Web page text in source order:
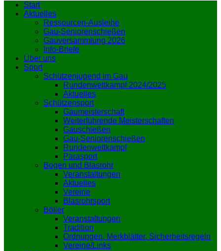
Start
Aktuelles
Ressourcen-Ausleihe
Gau-Seniorenschießen
Gauversammlung 2026
Info-Briefe
Über uns
Sport
Schützenjugend im Gau
Rundenwettkampf 2024/2025
Aktuelles
Schützensport
Gaumeisterschaft
Weiterführende Meisterschaften
Gauschießen
Gau-Seniorenschießen
Rundenwettkampf
Parasport
Bogen und Blasrohr
Veranstaltungen
Aktuelles
Vereine
Blasrohrsport
Böller
Veranstaltungen
Tradition
Ordnungen, Merkblätter, Sicherheitsregeln
Vereine/Links